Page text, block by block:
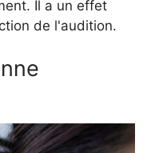
Il a un effet
de l'audition.